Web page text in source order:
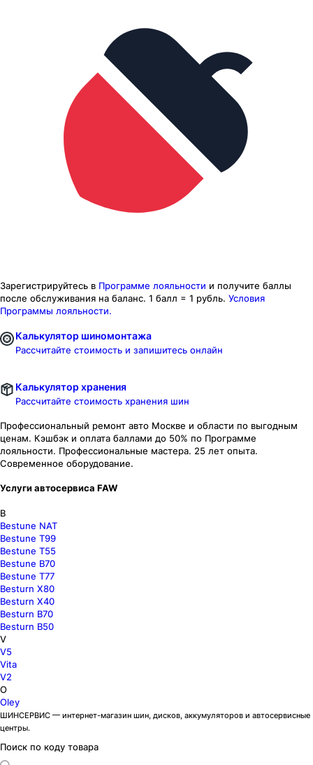
Зарегистрируйтесь в Программе лояльности и получите баллы
после обслуживания на баланс. 1 балл = 1 рубль. Условия
Программы лояльности.
Калькулятор шиномонтажа
Рассчитайте стоимость и запишитесь онлайн
Калькулятор хранения
Рассчитайте стоимость хранения шин
Профессиональный ремонт авто Москве и области по выгодным
ценам. Кэшбэк и оплата баллами до 50% по Программе
лояльности. Профессиональные мастера. 25 лет опыта.
Современное оборудование.
Услуги автосервиса FAW
B
Bestune NAT
Bestune T99
Bestune T55
Bestune B70
Bestune T77
Besturn X80
Besturn X40
Besturn B70
Besturn B50
V
V5
Vita
V2
O
Oley
ШИНСЕРВИС — интернет-магазин шин, дисков, аккумуляторов и автосервисные
центры.
Поиск по коду товара